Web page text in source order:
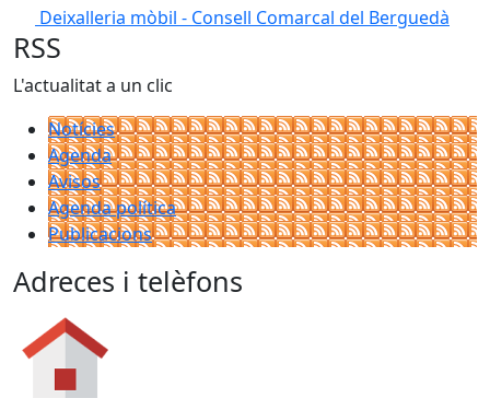
Deixalleria mòbil - Consell Comarcal del Berguedà
RSS
L'actualitat a un clic
Notícies
Agenda
Avisos
Agenda política
Publicacions
Adreces i telèfons